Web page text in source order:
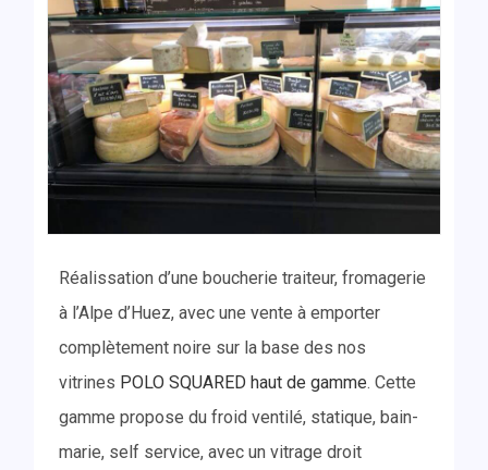
Réalissation d’une boucherie traiteur, fromagerie
à l’Alpe d’Huez, avec une vente à emporter
complètement noire sur la base des nos
vitrines POLO SQUARED haut de gamme. Cette
gamme propose du froid ventilé, statique, bain-
marie, self service, avec un vitrage droit